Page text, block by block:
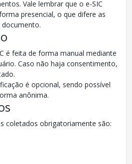
Vale lembrar que o e-SIC
presencial, o que difere as
é feita de forma manual mediante
Caso não haja consentimento,
é opcional, sendo possível
anônima.
coletados obrigatoriamente são: